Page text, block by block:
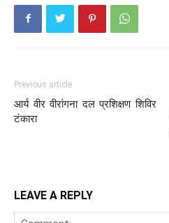
Previous article
आर्य वीर वीरांगना दल प्रशिक्षण शिविर
टंकारा
LEAVE A REPLY